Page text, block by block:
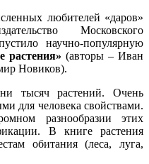
любителей «даров»
Московского
научно-популярную
растения» (авторы – Иван
Новиков).
тысяч растений. Очень
для человека свойствами.
разнообразии этих
В книге растения
обитания (леса, луга,